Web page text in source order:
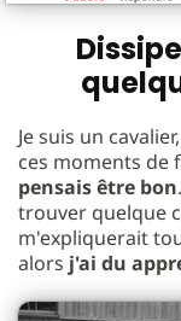
Je suis un
ces moments de
pensais être bon
trouver quelque
m'expliquerait
alors j'ai du